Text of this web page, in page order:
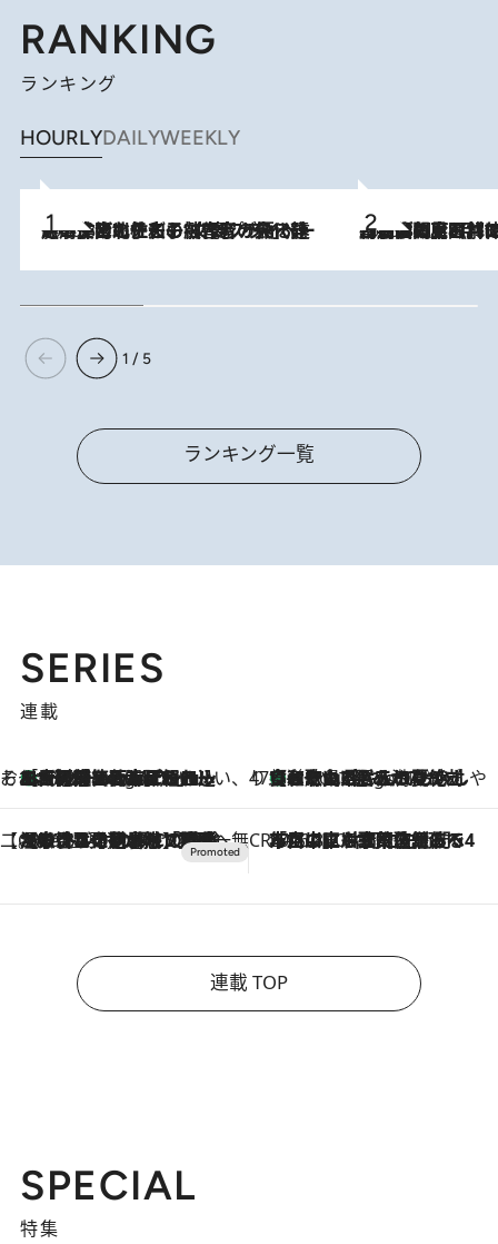
RANKING
ランキング
HOURLYDAILYWEEKLY
2026.8.3
《「文士の子ども被害者の会」発足！》阿川佐和子（72）が語る遠藤周作に北杜夫、劇作家・矢代静一の子どもたちの“文豪プライベート事件簿” 2026.8.8
「最後に見られてよかった」上野動物園の東園パンダ舎が解体前に特別公開。8月16日まで延長されたパネル展と共に辿る“半世紀”のパンダ飼育《解体工事の図面あり》
1 / 5
ランキング一覧
SERIES
連載
そおだよおこの関西おいしい、おやつ紀行
4 Hours Ago
［大阪府箕面市］一皿一皿目の前で仕上げられる、料理を巧みに組み込んだアシェットデセールコース「ミチル アシェット デセール（Michiru assiette dessert）」 47都道府県の手みやげ ひんやりスイーツで夏を満喫
4 Hours Ago
【和歌山県】この夏絶対食べたい 冷やしておいしいおやつ3選 みかんがごろっと丸ごと入ったジュレ
【CREA×星野リゾート】唯一無二。癒しと発見が待つ場所へ
2026.8.7
【トンボの足水浴】ヒノキの香りに包まれて涼感マックス！約13℃の湧水かけ流しを避暑地「星野温泉 トンボの湯」で体験 CREA'S CHOICE
2026.8.7
「立川にも歌舞伎があるんだよ」 片岡仁左衛門・市川中車ら豪華座組みで4年目の立川立飛歌舞伎へ
連載 TOP
SPECIAL
特集